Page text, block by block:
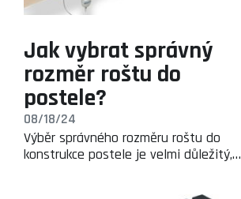
Jak vybrat správný
rozměr roštu do
postele?
08/18/24
Výběr správného rozměru roštu do
konstrukce postele je velmi důležitý,…